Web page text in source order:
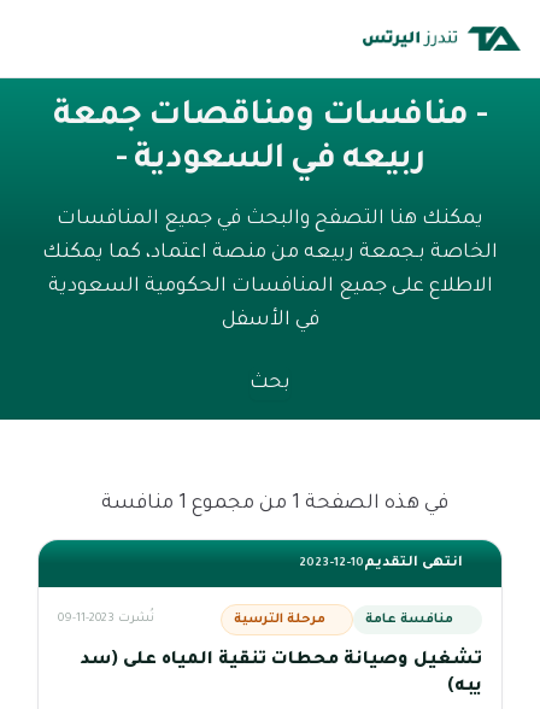
- منافسات ومناقصات جمعة
ربيعه في السعودية -
يمكنك هنا التصفح والبحث في جميع المنافسات
الخاصة بـجمعة ربيعه من منصة اعتماد، كما يمكنك
الاطلاع على جميع المنافسات الحكومية السعودية
في الأسفل
بحث
في هذه الصفحة 1 من مجموع 1 منافسة
انتهى التقديم2023-12-10
منافسة عامة مرحلة الترسية نُشرت 2023-11-09
تشغيل وصيانة محطات تنقية المياه على (سد
يبه)